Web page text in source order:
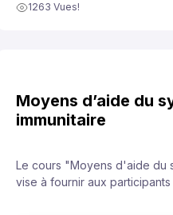
1263 Vues!
Moyens d’aide du
immunitaire
Le cours "Moyens d'aide du
vise à fournir aux